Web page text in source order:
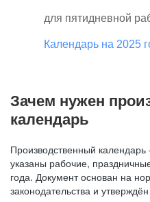
для пятидневной
Календарь на 2025
Зачем нужен
календарь
Производственный
указаны рабочие,
года. Документ основан на
законодательства и